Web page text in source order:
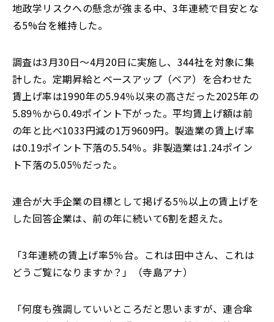
地政学リスクへの懸念が強まる中、3年連続で目安とな
る5%台を維持した。
調査は3月30日～4月20日に実施し、344社を対象に集
計した。定期昇給とベースアップ（ベア）を合わせた
賃上げ率は1990年の5.94％以来の高さだった2025年の
5.89％から0.49ポイント下がった。平均賃上げ額は前
の年と比べ1033円減の1万9609円。製造業の賃上げ率
は0.19ポイント下落の5.54％。非製造業は1.24ポイン
ト下落の5.05％だった。
連合が大手企業の目標として掲げる5％以上の賃上げを
した回答企業は、前の年に続いて6割を超えた。
「3年連続の賃上げ率5％台。 これは田中さん、これは
どうご覧になりますか？」（寺島アナ）
「何度も強調していいところだと思いますが、連合傘